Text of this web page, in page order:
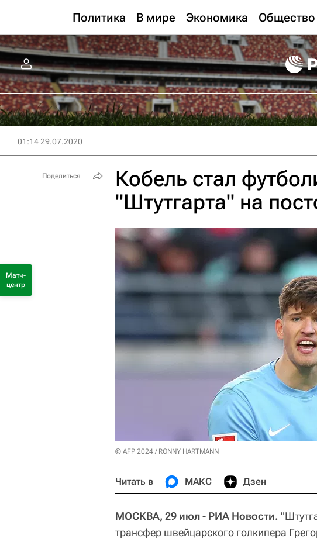
Политика В мире Экономика Общество
01:14 29.07.2020
Кобель стал
"Штутгарта" на
© AFP 2024 / RONNY HARTMANN
Читать в МАКС Дзен
МОСКВА, 29 июл - РИА Новости.
трансфер швейцарского голкипера
Поделиться
Матч-
центр